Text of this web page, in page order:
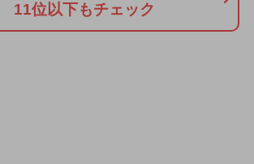
11位以下もチェック